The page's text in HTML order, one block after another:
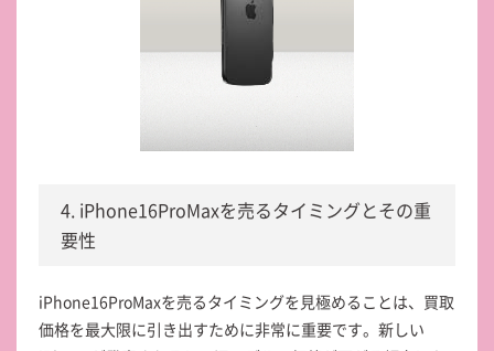
4. iPhone16ProMaxを売るタイミングとその重
要性
iPhone16ProMaxを売るタイミングを見極めることは、買取
価格を最大限に引き出すために非常に重要です。新しい